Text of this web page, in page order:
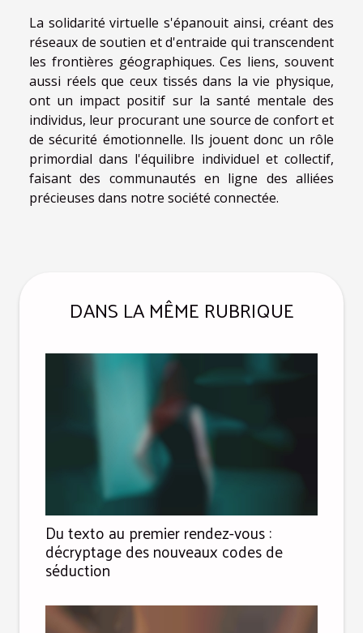
La solidarité virtuelle s'épanouit ainsi, créant des
réseaux de soutien et d'entraide qui transcendent
les frontières géographiques. Ces liens, souvent
aussi réels que ceux tissés dans la vie physique,
ont un impact positif sur la santé mentale des
individus, leur procurant une source de confort et
de sécurité émotionnelle. Ils jouent donc un rôle
primordial dans l'équilibre individuel et collectif,
faisant des communautés en ligne des alliées
précieuses dans notre société connectée.
DANS LA MÊME RUBRIQUE
Du texto au premier rendez-vous :
décryptage des nouveaux codes de
séduction